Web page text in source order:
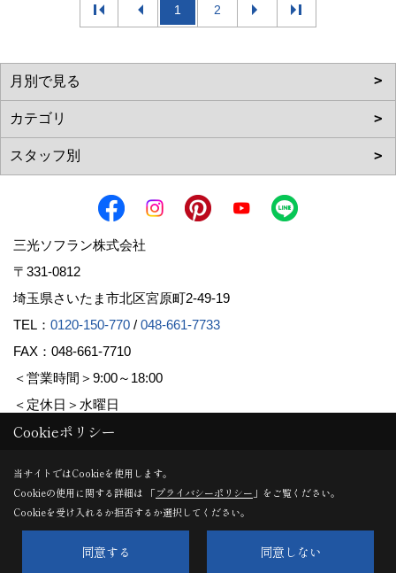
1 2
三光ソフラン株式会社
〒331-0812
埼玉県さいたま市北区宮原町2-49-19
TEL： 0120-150-770 / 048-661-7733
FAX：048-661-7710
＜営業時間＞9:00～18:00
＜定休日＞水曜日
Copyright (c) Sanko Soflan Corporation. All Rights Reserved.
Produced byゴデスクリエイト
Cookieポリシー
当サイトではCookieを使用します。
Cookieの使用に関する詳細は 「プライバシーポリシー 」をご覧ください。
Cookieを受け入れるか拒否するか選択してください。
同意する 同意しない